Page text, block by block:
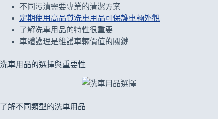
不同污漬需要專業的清潔方案
定期使用高品質洗車用品可保護車輛外觀
了解洗車用品的特性很重要
車體護理是維護車輛價值的關鍵
洗車用品的選擇與重要性
了解不同類型的洗車用品